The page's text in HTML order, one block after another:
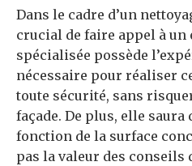
Dans le cadre d’un
crucial de faire appel à
spécialisée possède
nécessaire pour réaliser
toute sécurité, sans
façade. De plus, elle
fonction de la surface
pas la valeur des conseils